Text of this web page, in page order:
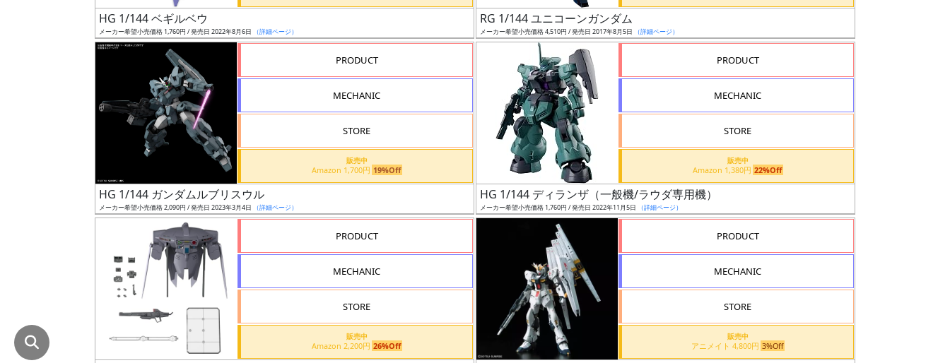
ギ
ャ
HG 1/144 ベギルベウ
メーカー希望小売価格 1,760円 / 発売日 2022年8月6日 （詳細ページ）
RG 1/144 ユニコーンガンダム
メーカー希望小売価格 4,510円 / 発売日 2017年8月5日 （詳細ページ）
PRODUCT
MECHANIC
STORE
販売中
Amazon 1,700円 19%Off
HG 1/144 ガンダムルブリスウル
メーカー希望小売価格 2,090円 / 発売日 2023年3月4日 （詳細ページ）
PRODUCT
MECHANIC
STORE
販売中
Amazon 1,380円 22%Off
HG 1/144 ディランザ（一般機/ラウダ専用機）
メーカー希望小売価格 1,760円 / 発売日 2022年11月5日 （詳細ページ）
PRODUCT
MECHANIC
STORE
販売中
Amazon 2,200円 26%Off
PRODUCT
MECHANIC
STORE
販売中
アニメイト 4,800円 3%Off